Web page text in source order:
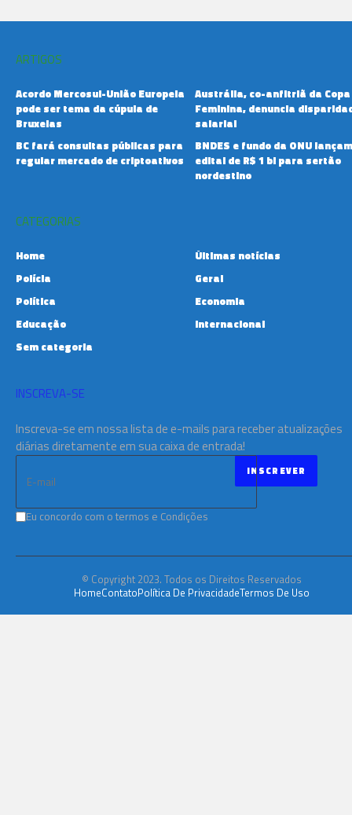
ARTIGOS
Acordo Mercosul-União Europeia
pode ser tema da cúpula de
Bruxelas
Austrália, co-anfitriã da Copa
Feminina, denuncia
salarial
BC fará consultas públicas para
regular mercado de criptoativos
BNDES e fundo da ONU lançam
edital de R$ 1 bi para sertão
nordestino
CATEGORIAS
Home
Últimas notícias
Polícia
Geral
Política
Economia
Educação
Internacional
Sem categoria
INSCREVA-SE
Inscreva-se em nossa lista de e-mails para receber atualizações
diárias diretamente em sua caixa de entrada!
Eu concordo com o termos e Condições
© Copyright 2023. Todos os Direitos Reservados
HomeContatoPolítica De PrivacidadeTermos De Uso